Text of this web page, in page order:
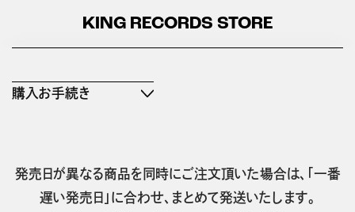
KING RECORDS STORE
購入お手続き
発売日が異なる商品を同時にご注文頂いた場合は、「一番
遅い発売日」に合わせ、まとめて発送いたします。